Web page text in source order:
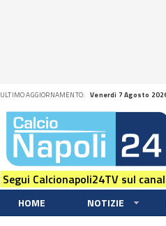
ULTIMO AGGIORNAMENTO: Venerdi 7 Agosto
Segui Calcionapoli24TV sul
HOME NOTIZIE